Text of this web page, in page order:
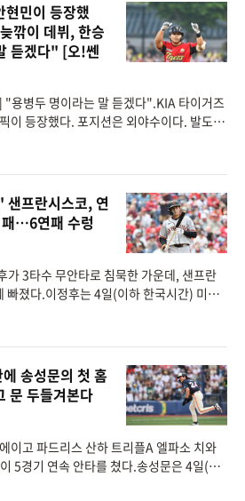
민이 등장했
깎이 데뷔, 한승
듣겠다" [오!쎈
"용병두 명이라는 말 듣겠다".KIA 타이거즈
이 등장했다. 포지션은 외야수이다. 발도 빠
샌프란시스코, 연
…6연패 수렁
가 3타수 무안타로 침묵한 가운데, 샌프란
빠졌다.이정후는 4일(이하 한국시간) 미국
송성문의 첫 홈
문 두들겨본다
이고 파드리스 산하 트리플A 엘파소 치와
5경기 연속 안타를 쳤다.송성문은 4일(이